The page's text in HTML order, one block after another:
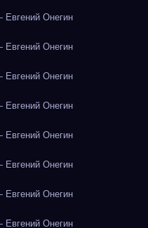
Онегин
Онегин
Онегин
Онегин
Онегин
Онегин
Онегин
Онегин